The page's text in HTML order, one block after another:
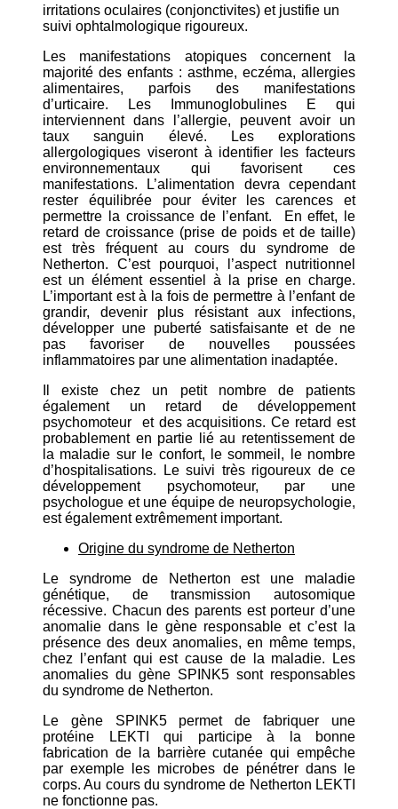
irritations oculaires (conjonctivites) et justifie un
suivi ophtalmologique rigoureux.
Les manifestations atopiques concernent la
majorité des enfants : asthme, eczéma, allergies
alimentaires, parfois des manifestations
d’urticaire. Les Immunoglobulines E qui
interviennent dans l’allergie, peuvent avoir un
taux sanguin élevé. Les explorations
allergologiques viseront à identifier les facteurs
environnementaux qui favorisent ces
manifestations. L’alimentation devra cependant
rester équilibrée pour éviter les carences et
permettre la croissance de l’enfant. En effet, le
retard de croissance (prise de poids et de taille)
est très fréquent au cours du syndrome de
Netherton. C’est pourquoi, l’aspect nutritionnel
est un élément essentiel à la prise en charge.
L’important est à la fois de permettre à l’enfant de
grandir, devenir plus résistant aux infections,
développer une puberté satisfaisante et de ne
pas favoriser de nouvelles poussées
inflammatoires par une alimentation inadaptée.
Il existe chez un petit nombre de patients
également un retard de développement
psychomoteur et des acquisitions. Ce retard est
probablement en partie lié au retentissement de
la maladie sur le confort, le sommeil, le nombre
d’hospitalisations. Le suivi très rigoureux de ce
développement psychomoteur, par une
psychologue et une équipe de neuropsychologie,
est également extrêmement important.
Origine du syndrome de Netherton
Le syndrome de Netherton est une maladie
génétique, de transmission autosomique
récessive. Chacun des parents est porteur d’une
anomalie dans le gène responsable et c’est la
présence des deux anomalies, en même temps,
chez l’enfant qui est cause de la maladie. Les
anomalies du gène SPINK5 sont responsables
du syndrome de Netherton.
Le gène SPINK5 permet de fabriquer une
protéine LEKTI qui participe à la bonne
fabrication de la barrière cutanée qui empêche
par exemple les microbes de pénétrer dans le
corps. Au cours du syndrome de Netherton LEKTI
ne fonctionne pas.